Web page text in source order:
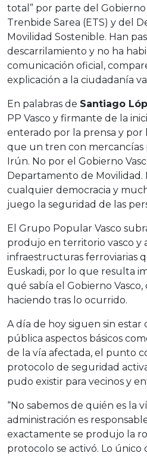
total” por parte del Gobierno
Trenbide Sarea (ETS) y del
Movilidad Sostenible. Han
descarrilamiento y no ha
comunicación oficial,
explicación a la ciudadanía
En palabras de Santiago
PP Vasco y firmante de la
enterado por la prensa y por
que un tren con mercancías
Irún. No por el Gobierno
Departamento de Movilidad.
cualquier democracia y
juego la seguridad de las
El Grupo Popular Vasco
produjo en territorio vasco y
infraestructuras ferroviarias
Euskadi, por lo que resulta
qué sabía el Gobierno
haciendo tras lo ocurrido.
A día de hoy siguen sin estar
pública aspectos básicos
de la vía afectada, el punto
protocolo de seguridad
pudo existir para vecinos y
“No sabemos de quién es la
administración es
exactamente se produjo la
protocolo se activó. Lo único